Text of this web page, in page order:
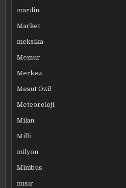
mardin
Market
meksika
Memur
Merkez
Mesut Özil
Meteoroloji
Milan
Milli
milyon
Minibüs
mısır